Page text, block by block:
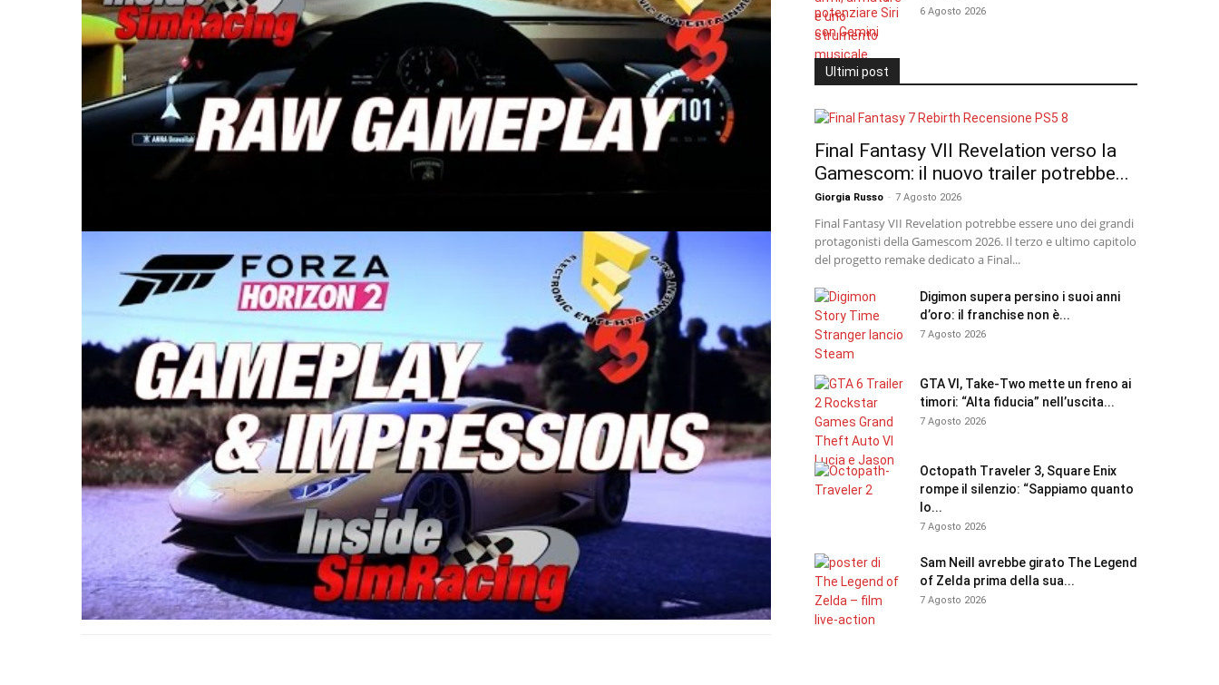
6 Agosto 2026
Ultimi post
Final Fantasy VII Revelation verso la
Gamescom: il nuovo trailer potrebbe...
Giorgia Russo - 7 Agosto 2026
Final Fantasy VII Revelation potrebbe essere uno dei grandi
protagonisti della Gamescom 2026. Il terzo e ultimo capitolo
del progetto remake dedicato a Final...
Digimon supera persino i suoi anni
d’oro: il franchise non è...
7 Agosto 2026
GTA VI, Take-Two mette un freno ai
timori: “Alta fiducia” nell’uscita...
7 Agosto 2026
Octopath Traveler 3, Square Enix
rompe il silenzio: “Sappiamo quanto
lo...
7 Agosto 2026
Sam Neill avrebbe girato The Legend
of Zelda prima della sua...
7 Agosto 2026